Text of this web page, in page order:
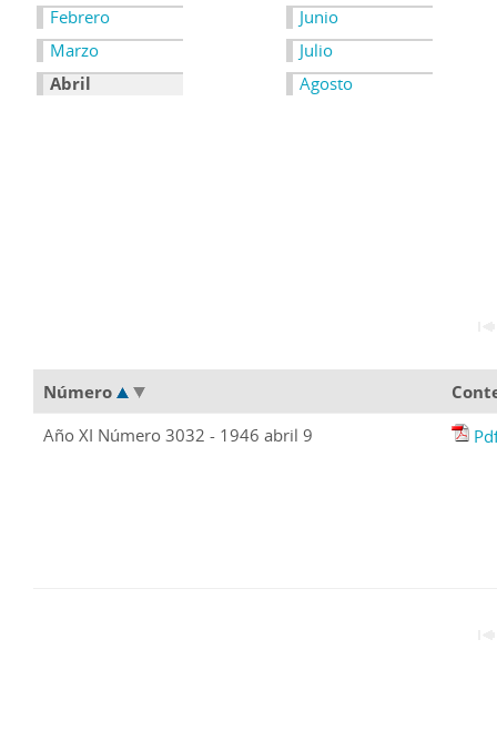
Febrero
Marzo
Abril
Junio
Julio
Agosto
Número
Año XI Número 3032 - 1946 abril 9